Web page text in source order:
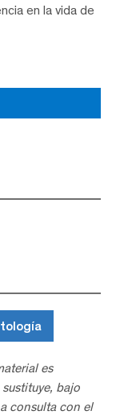
en la vida de
es
bajo
consulta con el